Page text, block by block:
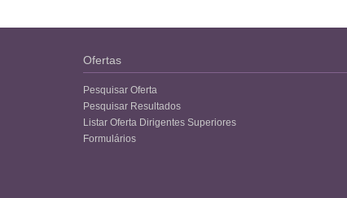
Ofertas
Pesquisar Oferta
Pesquisar Resultados
Listar Oferta Dirigentes Superiores
Formulários